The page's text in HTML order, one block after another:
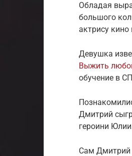
Обладая
большого
актрису
Девушка
Выжить
обучение в
Дмитрий
героини
Сам Дмитрий